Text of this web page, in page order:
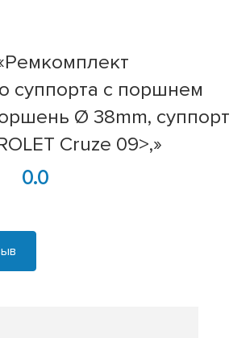
суппорта с поршнем
Ø 38mm, суппорт
Cruze 09>,»
0.0